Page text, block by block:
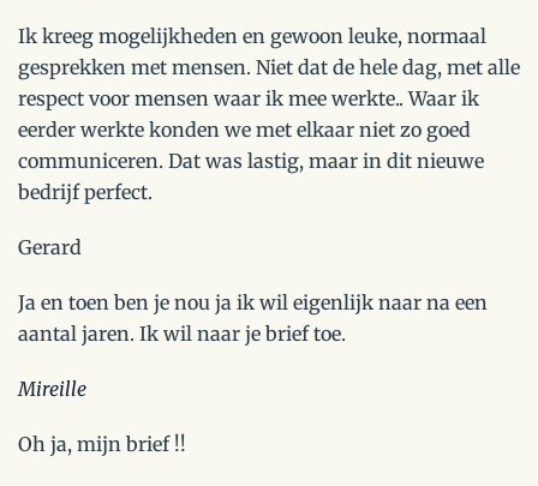
Ik kreeg mogelijkheden en gewoon leuke, normaal
gesprekken met mensen. Niet dat de hele dag, met alle
respect voor mensen waar ik mee werkte.. Waar ik
eerder werkte konden we met elkaar niet zo goed
communiceren. Dat was lastig, maar in dit nieuwe
bedrijf perfect.
Gerard
Ja en toen ben je nou ja ik wil eigenlijk naar na een
aantal jaren. Ik wil naar je brief toe.
Mireille
Oh ja, mijn brief !!